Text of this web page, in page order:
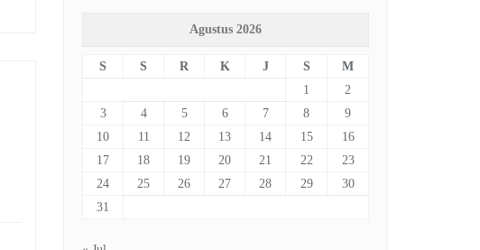
Agustus 2026
S S R K J S
M
1
2
3
4 5 6 7 8
9
10
11 12 13 14 15
16
17
18 19 20 21 22
23
24
25 26 27 28 29
30
31